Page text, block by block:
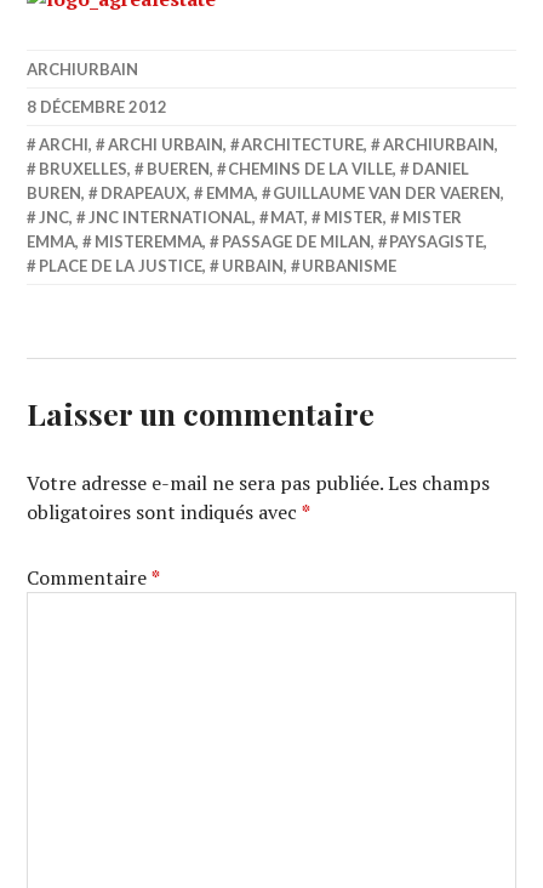
ARCHIURBAIN
8 DÉCEMBRE 2012
ARCHI, ARCHI URBAIN, ARCHITECTURE, ARCHIURBAIN,
BRUXELLES, BUEREN, CHEMINS DE LA VILLE,
DANIEL
BUREN, DRAPEAUX, EMMA, GUILLAUME VAN DER VAEREN,
JNC, JNC INTERNATIONAL, MAT, MISTER,
MISTER
EMMA, MISTEREMMA, PASSAGE DE MILAN, PAYSAGISTE,
PLACE DE LA JUSTICE, URBAIN, URBANISME
Laisser un commentaire
Votre adresse e-mail ne sera pas publiée. Les champs
obligatoires sont indiqués avec*
Commentaire*